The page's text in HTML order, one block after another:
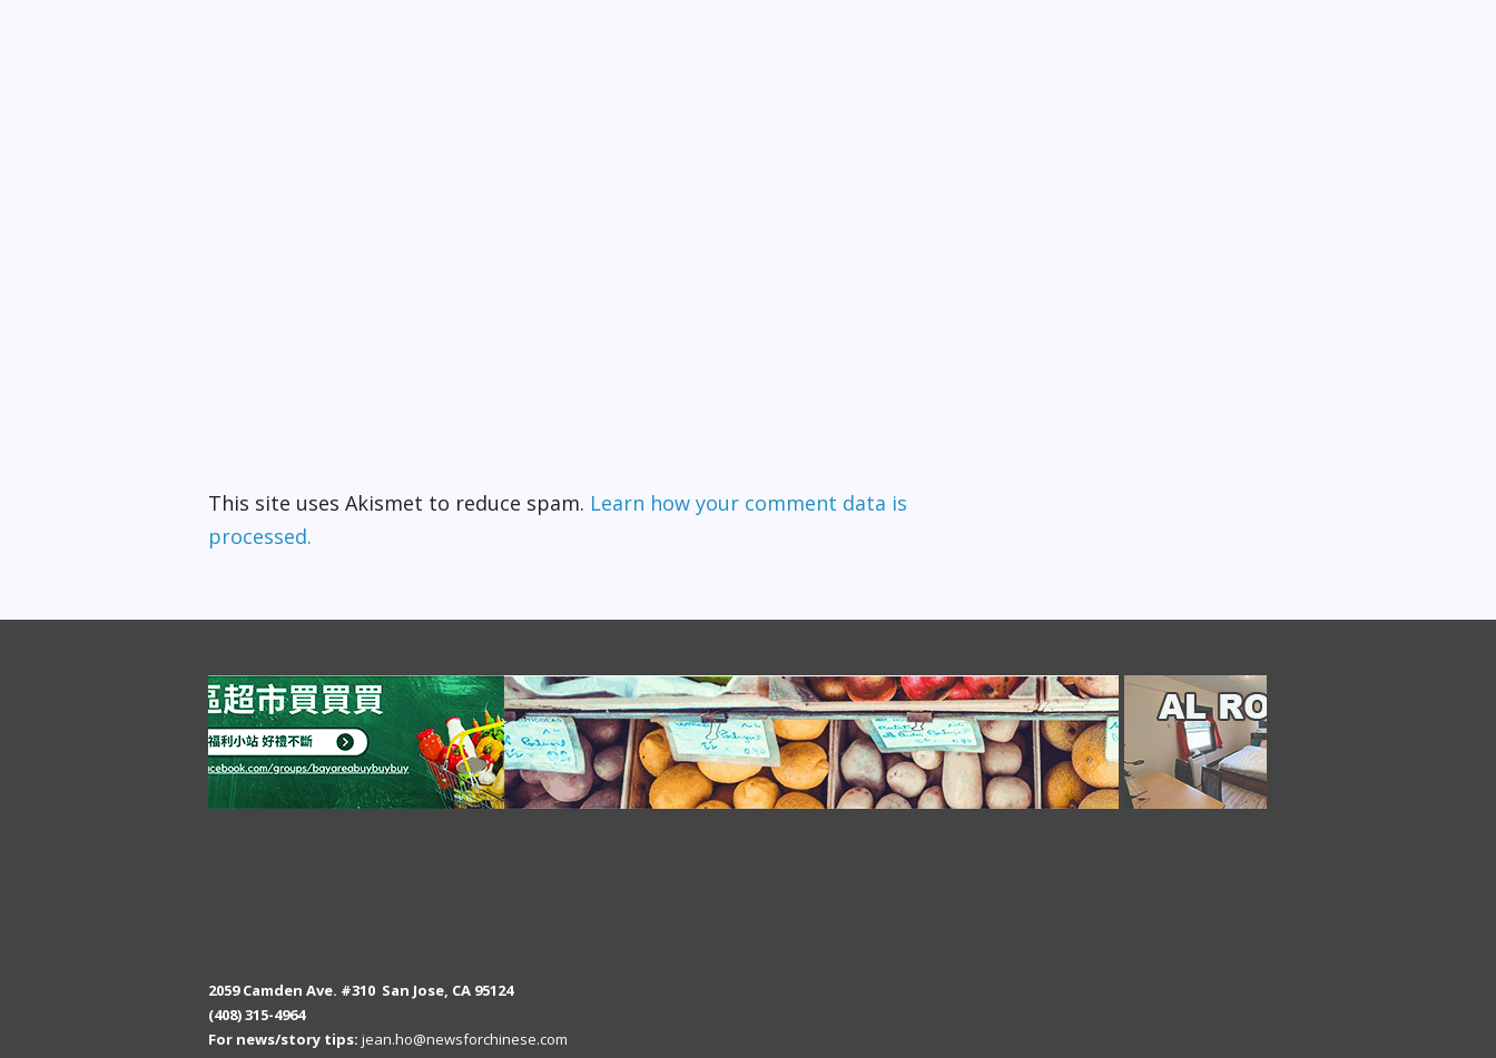
This site uses Akismet to reduce spam. Learn how your comment data is
processed.
2059 Camden Ave. #310 San Jose, CA 95124
(408) 315-4964
For news/story tips: jean.ho@newsforchinese.com